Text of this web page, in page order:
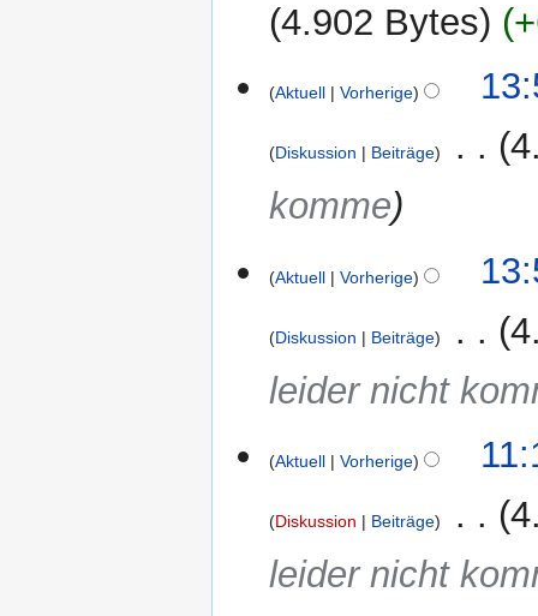
4.902 Bytes
Aktuell Vorherige
Diskussion Beiträge
komme
Aktuell Vorherige
Diskussion Beiträge
leider nicht
Aktuell Vorherige
Diskussion Beiträge
leider nicht